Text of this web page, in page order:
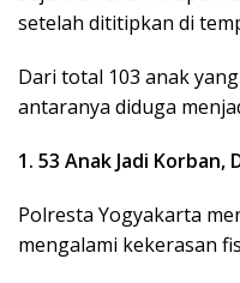
setelah dititipkan di
Dari total 103 anak
antaranya diduga
1. 53 Anak Jadi
Polresta Yogyakarta
mengalami kekerasan